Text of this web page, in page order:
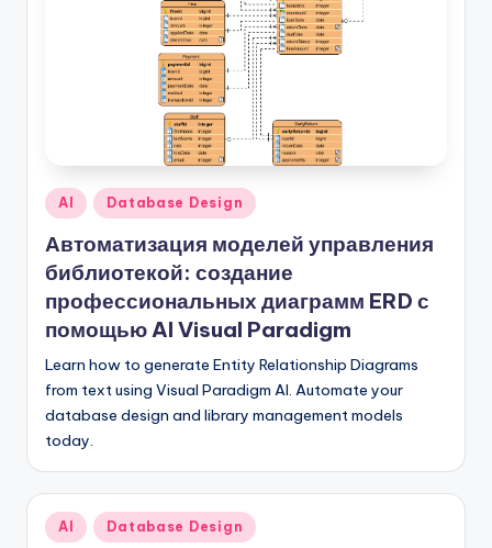
o
f
t
w
a
r
e
&
D
Опубликовано
AI Database Design
Автоматизация моделей управления
библиотекой: создание
профессиональных диаграмм ERD с
помощью AI Visual Paradigm
Learn how to generate Entity Relationship Diagrams
from text using Visual Paradigm AI. Automate your
database design and library management models
today.
Опубликовано
AI Database Design